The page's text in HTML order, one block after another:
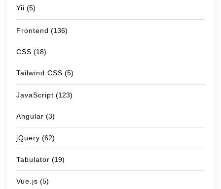
Yii (5)
Frontend (136)
CSS (18)
Tailwind CSS (5)
JavaScript (123)
Angular (3)
jQuery (62)
Tabulator (19)
Vue.js (5)